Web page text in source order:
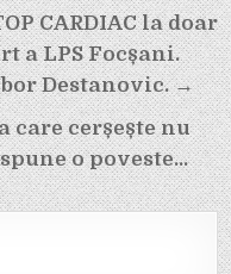
CARDIAC la doar
a LPS Focșani.
Destanovic. →
care cerșește nu
o poveste…